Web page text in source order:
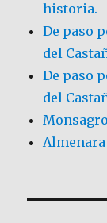
historia.
De paso
del
De paso
del
Almenara